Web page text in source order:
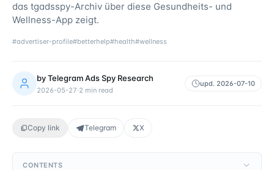
das tgadsspy-Archiv über diese Gesundheits- und
Wellness-App zeigt.
#advertiser-profile#betterhelp#health#wellness
byTelegram Ads Spy Research
2026-05-27·2 min read
upd. 2026-07-10
Copy link Telegram X
CONTENTS